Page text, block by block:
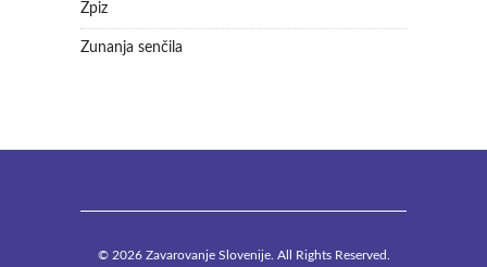
Zpiz
Zunanja senčila
© 2026 Zavarovanje Slovenije. All Rights Reserved.